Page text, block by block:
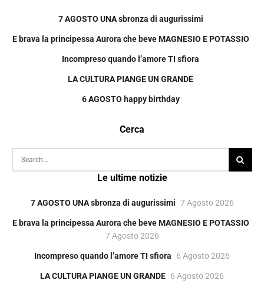
7 AGOSTO UNA sbronza di augurissimi
E brava la principessa Aurora che beve MAGNESIO E POTASSIO
Incompreso quando l’amore TI sfiora
LA CULTURA PIANGE UN GRANDE
6 AGOSTO happy birthday
Cerca
Le ultime notizie
7 AGOSTO UNA sbronza di augurissimi 7 Agosto 2026
E brava la principessa Aurora che beve MAGNESIO E POTASSIO
7 Agosto 2026
Incompreso quando l’amore TI sfiora 6 Agosto 2026
LA CULTURA PIANGE UN GRANDE 6 Agosto 2026